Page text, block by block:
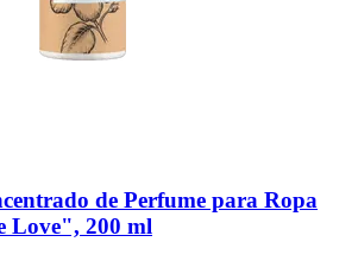
de Perfume para Ropa
Love", 200 ml